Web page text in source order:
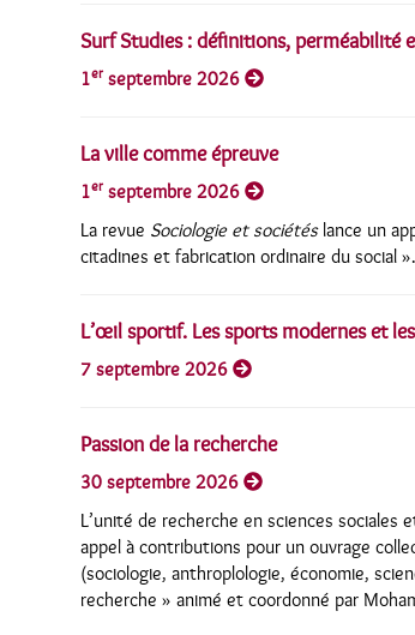
Surf Studies : définitions, perméabilité
1er septembre 2026
La ville comme épreuve
1er septembre 2026
La revue Sociologie et sociétéslance un
citadines et fabrication ordinaire du social ».
L’œil sportif. Les sports modernes et
7 septembre 2026
Passion de la recherche
30 septembre 2026
L’unité de recherche en sciences sociales
appel à contributions pour un ouvrage
(sociologie, anthroplologie, économie,
recherche » animé et coordonné par